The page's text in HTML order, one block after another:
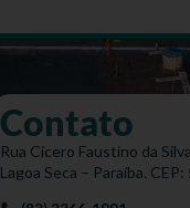
Contato
Rua Cícero Faustino da
Lagoa Seca – Paraíba.